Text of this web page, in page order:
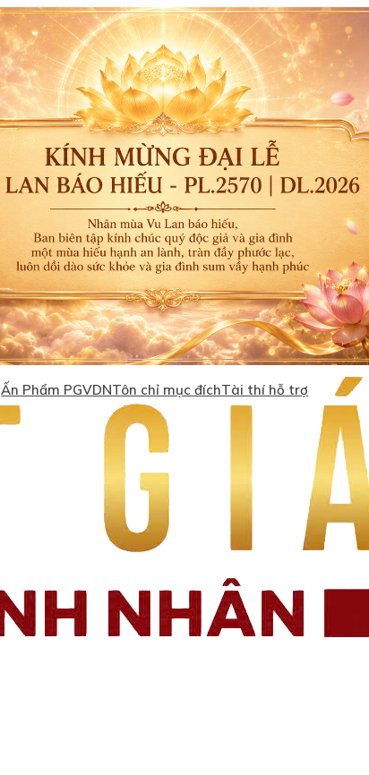
Ấn Phẩm PGVDNTôn chỉ mục đíchTài thí hỗ trợ